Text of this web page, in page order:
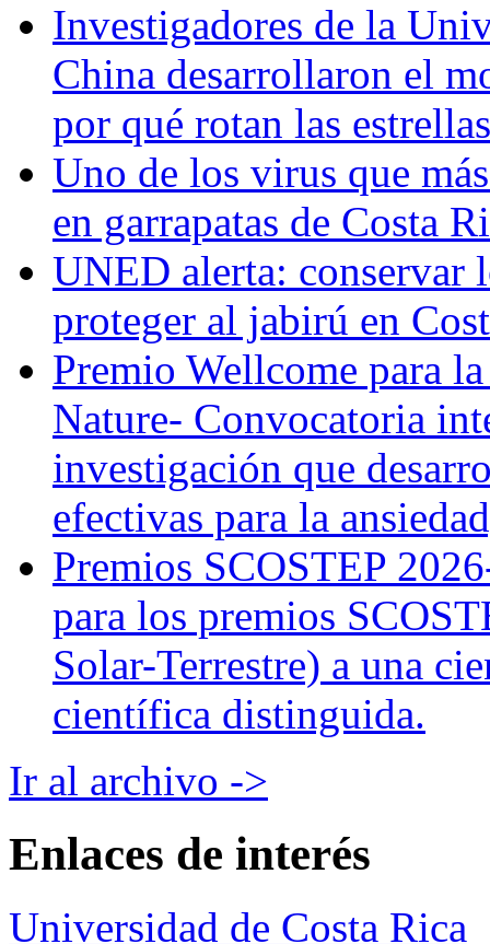
Investigadores de la
China desarrollaron el
por qué rotan las
Uno de los virus que
en garrapatas de Costa
UNED alerta: conservar
proteger al jabirú en
Premio Wellcome para
Nature- Convocatoria
investigación que
efectivas para la
Premios SCOSTEP
para los premios
Solar-Terrestre) a una
científica distinguida.
Ir al archivo ->
Enlaces de interés
Universidad de Costa Rica